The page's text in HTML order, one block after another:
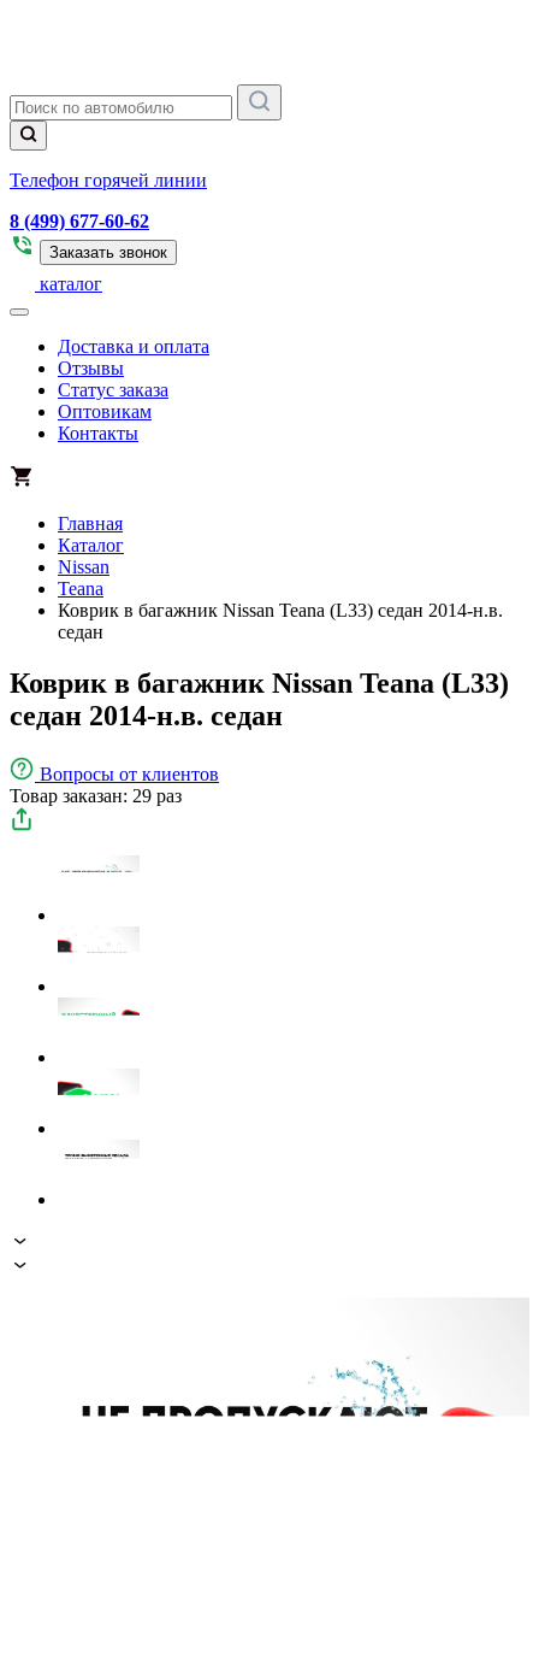
Телефон горячей линии
8 (499) 677-60-62
Заказать звонок
каталог
Доставка и оплата
Отзывы
Статус заказа
Оптовикам
Контакты
Главная
Каталог
Nissan
Teana
Коврик в багажник Nissan Teana (L33) седан 2014-н.в.
седан
Коврик в багажник Nissan Teana (L33)
седан 2014-н.в. седан
Вопросы от клиентов
Товар заказан: 29 раз